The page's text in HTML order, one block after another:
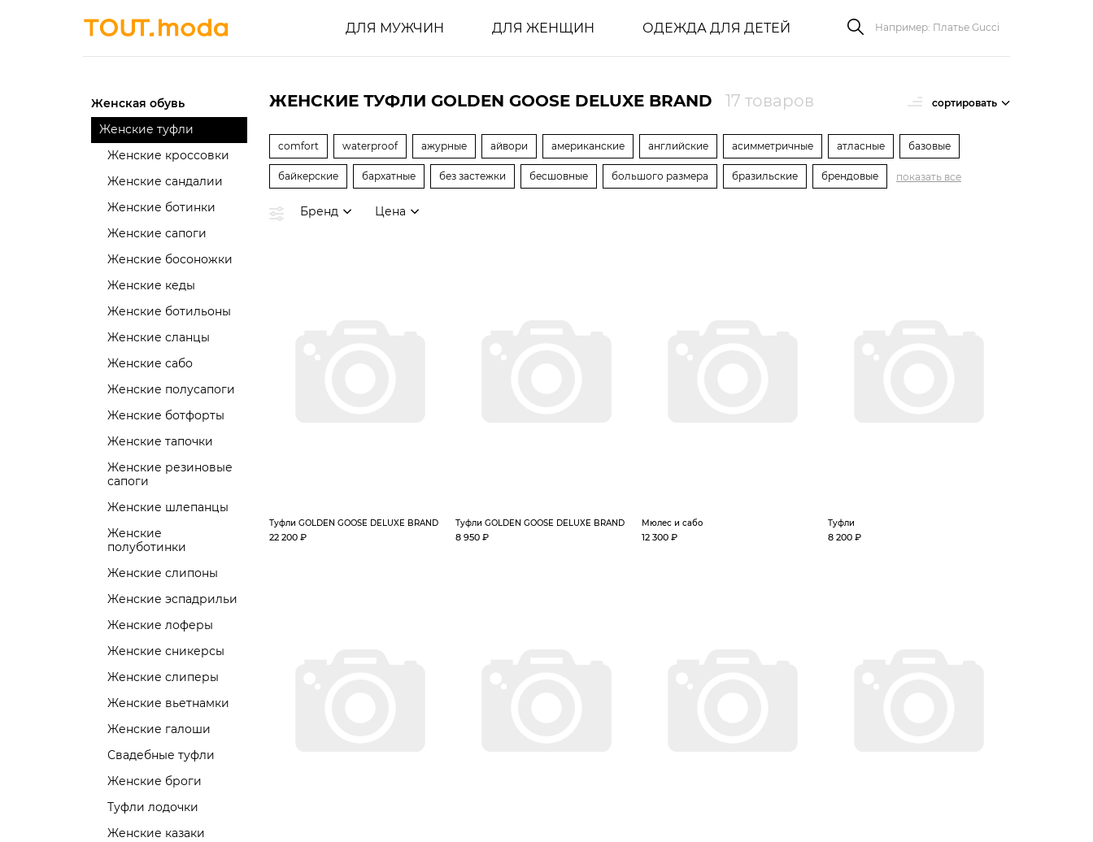
ДЛЯ МУЖЧИН ДЛЯ ЖЕНЩИН ОДЕЖДА ДЛЯ ДЕТЕЙ
Женская обувь
Женские туфли
Женские кроссовки
Женские сандалии
Женские ботинки
Женские сапоги
Женские босоножки
Женские кеды
Женские ботильоны
Женские сланцы
Женские сабо
Женские полусапоги
Женские ботфорты
Женские тапочки
Женские резиновые
сапоги
Женские шлепанцы
Женские
полуботинки
Женские слипоны
Женские эспадрильи
Женские лоферы
Женские сникерсы
Женские слиперы
Женские вьетнамки
Женские галоши
Свадебные туфли
Женские броги
Туфли лодочки
Женские казаки
ЖЕНСКИЕ ТУФЛИ GOLDEN GOOSE DELUXE BRAND 17 товаров сортировать
comfort waterproof ажурные айвори американские английские асимметричные атласные базовые
байкерские бархатные без застежки бесшовные большого размера бразильские брендовые показать все
Бренд Цена
Туфли GOLDEN GOOSE DELUXE BRAND
22 200 ₽
Туфли GOLDEN GOOSE DELUXE BRAND
8 950 ₽
Мюлес и сабо
12 300 ₽
Туфли
8 200 ₽